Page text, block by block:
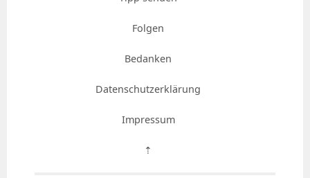
Folgen
Bedanken
Datenschutzerklärung
Impressum
⇡